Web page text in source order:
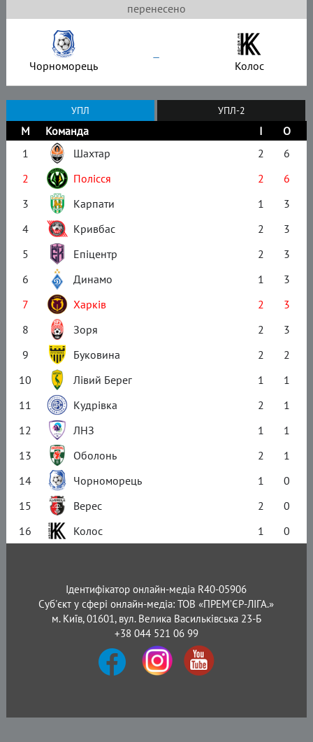
перенесено
Чорноморець – Колос
УПЛ УПЛ-2
М Команда І
О
1
Шахтар 2
6
2
Полісся 2
6
3
Карпати 1
3
4
Кривбас 2
3
5
Епіцентр 2
3
6
Динамо 1
3
7
Харків 2
3
8
Зоря 2
3
9
Буковина 2
2
10
Лівий Берег 1
1
11
Кудрівка 2
1
12
ЛНЗ 1
1
13
Оболонь 2
1
14
Чорноморець 1
0
15
Верес 2
0
16
Колос 1 0
Ідентифікатор онлайн-медіа R40-05906
Суб'єкт у сфері онлайн-медіа: ТОВ «ПРЕМ’ЄР-ЛІГА.»
м. Київ, 01601, вул. Велика Васильківська 23-Б
+38 044 521 06 99